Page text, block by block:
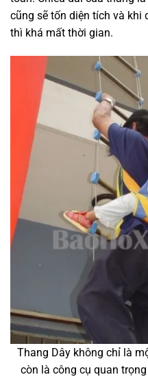
cũng sẽ tốn diện tích và khi
thì khá mất thời gian.
Thang Dây không chỉ là
còn là công cụ quan